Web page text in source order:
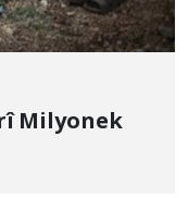
Milyonek